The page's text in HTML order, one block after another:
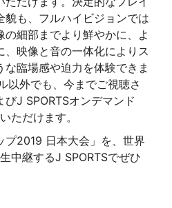
貌も、フルハイビジョンでは
細部までより鮮やかに、よ
、映像と音の一体化によりス
臨場感や迫力を体験できま
以外でも、今までご視聴さ
J SPORTSオンデマンド
ただけます。
プ2019 日本大会」を、世界
中継するJ SPORTSでぜひ